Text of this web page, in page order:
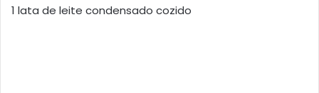
1 lata de leite condensado cozido